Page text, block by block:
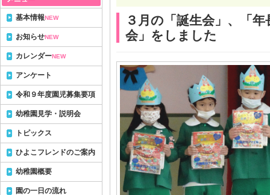
３月の「誕生会」、「
会」をしました
基本情報NEW
お知らせNEW
カレンダーNEW
アンケート
令和９年度園児募集要項
幼稚園見学・説明会
トピックス
ひよこフレンドのご案内
幼稚園概要
園の一日の流れ